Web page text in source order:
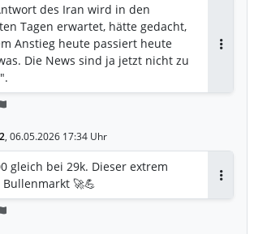
des Iran wird in den
Tagen erwartet, hätte gedacht,
Anstieg heute passiert heute
Die News sind ja jetzt nicht zu
, 06.05.2026 17:34 Uhr
gleich bei 29k. Dieser extrem
🚀💪